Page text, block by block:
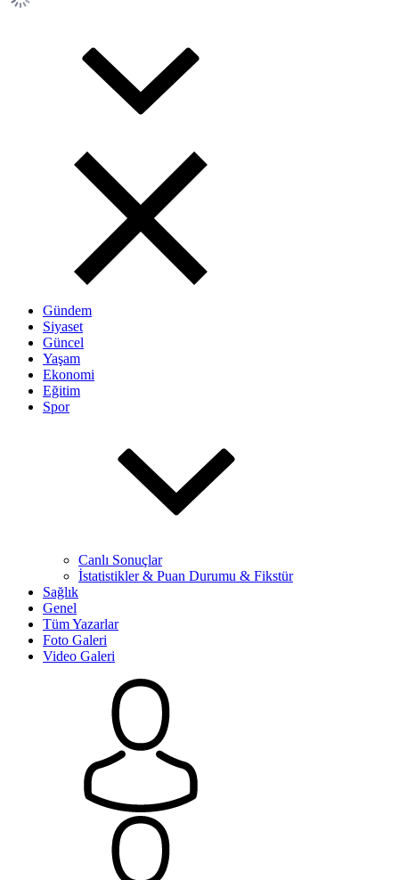
Gündem
Siyaset
Güncel
Yaşam
Ekonomi
Eğitim
Spor
Canlı Sonuçlar
İstatistikler & Puan Durumu & Fikstür
Sağlık
Genel
Tüm Yazarlar
Foto Galeri
Video Galeri